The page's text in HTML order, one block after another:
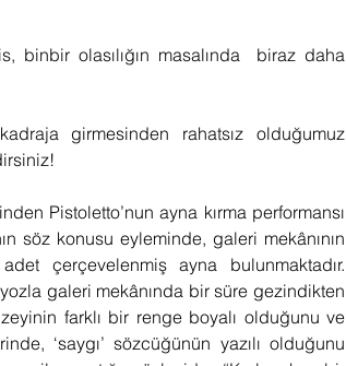
binbir olasılığın masalında  biraz daha
girmesinden rahatsız olduğumuz
Pistoletto’nun ayna kırma performansı
söz konusu eyleminde, galeri mekânının
çerçevelenmiş ayna bulunmaktadır.
galeri mekânında bir süre gezindikten
farklı bir renge boyalı olduğunu ve
‘saygı’ sözcüğünün yazılı olduğunu